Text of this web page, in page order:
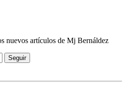
nuevos artículos de Mj Bernáldez